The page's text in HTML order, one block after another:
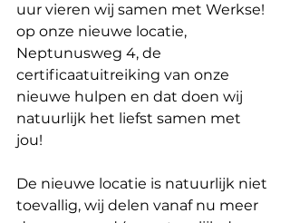
uur vieren wij samen met Werkse!
op onze nieuwe locatie,
Neptunusweg 4, de
certificaatuitreiking van onze
nieuwe hulpen en dat doen wij
natuurlijk het liefst samen met
jou!
De nieuwe locatie is natuurlijk niet
toevallig, wij delen vanaf nu meer